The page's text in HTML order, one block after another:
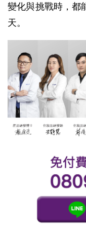
變化與挑戰時，都
天。